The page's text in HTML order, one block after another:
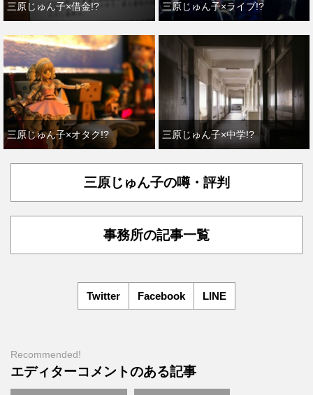
三原じゅん子×借金!? 三原じゅん子×ライブ!?
三原じゅん子×オタク!? 三原じゅん子×中学!?
三原じゅん子の噂・評判
事務所の記事一覧
Twitter Facebook LINE
Recommended!
エディターコメントのある記事